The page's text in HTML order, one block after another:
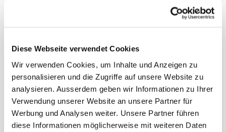
Diese Webseite verwendet Cookies
Wir verwenden Cookies, um Inhalte und Anzeigen zu
personalisieren und die Zugriffe auf unsere Website zu
analysieren. Ausserdem geben wir Informationen zu Ihrer
Verwendung unserer Website an unsere Partner für
Werbung und Analysen weiter. Unsere Partner führen
diese Informationen möglicherweise mit weiteren Daten
Pause commune après la remise de la boîte apéritif à la station-
service SOCAR My Stop d’Affoltern
Des petits gestes donnent naissance à de
véritables rencontres.